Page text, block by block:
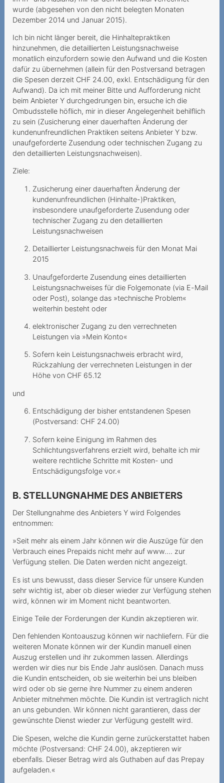
wurde (abgesehen von den nicht belegten Monaten
Dezember 2014 und Januar 2015).
Ich bin nicht länger bereit, die Hinhaltepraktiken
hinzunehmen, die detaillierten Leistungsnachweise
monatlich einzufordern sowie den Aufwand und die Kosten
dafür zu übernehmen (allein für den Postversand betragen
die Spesen derzeit CHF 24.00, exkl. Entschädigung für den
Aufwand). Da ich mit meiner Bitte und Aufforderung nicht
beim Anbieter Y durchgedrungen bin, ersuche ich die
Ombudsstelle höflich, mir in dieser Angelegenheit behilflich
zu sein (Zusicherung einer dauerhaften Änderung der
kundenunfreundlichen Praktiken seitens Anbieter Y bzw.
unaufgeforderte Zusendung oder technischen Zugang zu
den detaillierten Leistungsnachweisen).
Ziele:
Zusicherung einer dauerhaften Änderung der
kundenunfreundlichen (Hinhalte-)Praktiken,
insbesondere unaufgeforderte Zusendung oder
technischer Zugang zu den detaillierten
Leistungsnachweisen
Detaillierter Leistungsnachweis für den Monat Mai
2015
Unaufgeforderte Zusendung eines detaillierten
Leistungsnachweises für die Folgemonate (via E-Mail
oder Post), solange das »technische Problem«
weiterhin besteht oder
elektronischer Zugang zu den verrechneten
Leistungen via »Mein Konto«
Sofern kein Leistungsnachweis erbracht wird,
Rückzahlung der verrechneten Leistungen in der
Höhe von CHF 65.12
und
Entschädigung der bisher entstandenen Spesen
(Postversand: CHF 24.00)
Sofern keine Einigung im Rahmen des
Schlichtungsverfahrens erzielt wird, behalte ich mir
weitere rechtliche Schritte mit Kosten- und
Entschädigungsfolge vor.«
B. STELLUNGNAHME DES ANBIETERS
Der Stellungnahme des Anbieters Y wird Folgendes
entnommen:
»Seit mehr als einem Jahr können wir die Auszüge für den
Verbrauch eines Prepaids nicht mehr auf www…. zur
Verfügung stellen. Die Daten werden nicht angezeigt.
Es ist uns bewusst, dass dieser Service für unsere Kunden
sehr wichtig ist, aber ob dieser wieder zur Verfügung stehen
wird, können wir im Moment nicht beantworten.
Einige Teile der Forderungen der Kundin akzeptieren wir.
Den fehlenden Kontoauszug können wir nachliefern. Für die
weiteren Monate können wir der Kundin manuell einen
Auszug erstellen und ihr zukommen lassen. Allerdings
werden wir dies nur bis Ende Jahr auslösen. Danach muss
die Kundin entscheiden, ob sie weiterhin bei uns bleiben
wird oder ob sie gerne ihre Nummer zu einem anderen
Anbieter mitnehmen möchte. Die Kundin ist vertraglich nicht
an uns gebunden. Wir können nicht garantieren, dass der
gewünschte Dienst wieder zur Verfügung gestellt wird.
Die Spesen, welche die Kundin gerne zurückerstattet haben
möchte (Postversand: CHF 24.00), akzeptieren wir
ebenfalls. Dieser Betrag wird als Guthaben auf das Prepay
aufgeladen.«
Abschaffung der
Zweimonatsrechnung
Mindestvertragslaufzeit:
Augen Auf bei der
Kündigung
Seniorin wird hintergangen
Unerwünschte
Vertragsschlüsse
Keine
Mindestvertragsdauer, aber
Rabatt während 24
Verantwortung bei
Phishing-Attacken
Verantwortung des
Anbieters bei bestrittenen
falscher Rechnungsadresse
Mehrwertdienstanbieter
missachtet gesetzliche
Vorgaben
2023
Lebenslang zum Fixpreis?
Données mobiles
Spam-Ordner überprüfen
Datenpakete haben ein
Ablaufdatum
Grundversorgung für alle
Lorsque le prestataire
mois
Modification unilatérale du
Nummerportierung - leeres
Versprechen?
Teure Anrufe an 0900-
Nummer
von Daten für
Marketingzwecke
Unlimitierte Daten mit
gedrosselter
Internetgeschwindigkeit
Versteckte Zusatzkosten
verstossen gegen UWG
Tücken des
Technologiewechsels
Vertragswirkung trotz